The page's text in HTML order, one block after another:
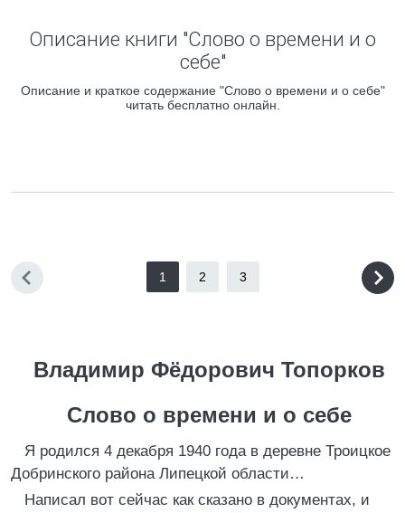
Описание книги "Слово о времени и о
себе"
Описание и краткое содержание "Слово о времени и о себе"
читать бесплатно онлайн.
1 2 3
Владимир Фёдорович Топорков
Слово о времени и о себе
Я родился 4 декабря 1940 года в деревне Троицкое
Добринского района Липецкой области…
Написал вот сейчас как сказано в документах, и